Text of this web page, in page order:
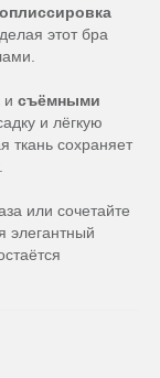
этот бра
и съёмными
и лёгкую
ткань сохраняет
или сочетайте
элегантный